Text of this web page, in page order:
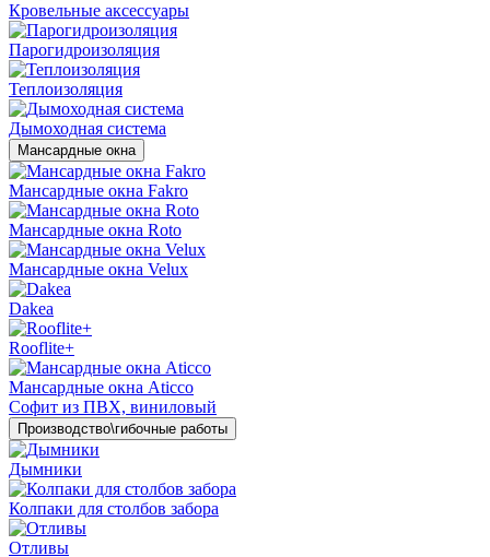
Кровельные аксессуары
Парогидроизоляция
Теплоизоляция
Дымоходная система
Мансардные окна
Мансардные окна Fakro
Мансардные окна Roto
Мансардные окна Velux
Dakea
Rooflite+
Мансардные окна Aticco
Софит из ПВХ, виниловый
Производство\гибочные работы
Дымники
Колпаки для столбов забора
Отливы